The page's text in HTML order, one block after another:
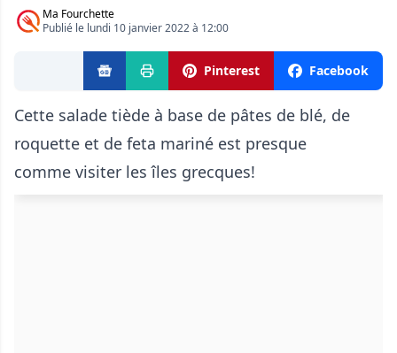
Ma Fourchette
Publié le lundi 10 janvier 2022 à 12:00
Pinterest Facebook
Cette salade tiède à base de pâtes de blé, de
roquette et de feta mariné est presque
comme visiter les îles grecques!